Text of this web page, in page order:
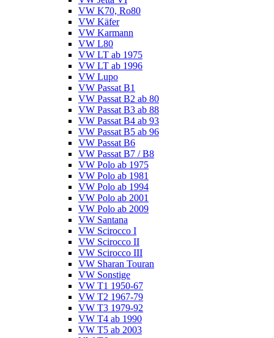
VW K70, Ro80
VW Käfer
VW Karmann
VW L80
VW LT ab 1975
VW LT ab 1996
VW Lupo
VW Passat B1
VW Passat B2 ab 80
VW Passat B3 ab 88
VW Passat B4 ab 93
VW Passat B5 ab 96
VW Passat B6
VW Passat B7 / B8
VW Polo ab 1975
VW Polo ab 1981
VW Polo ab 1994
VW Polo ab 2001
VW Polo ab 2009
VW Santana
VW Scirocco I
VW Scirocco II
VW Scirocco III
VW Sharan Touran
VW Sonstige
VW T1 1950-67
VW T2 1967-79
VW T3 1979-92
VW T4 ab 1990
VW T5 ab 2003